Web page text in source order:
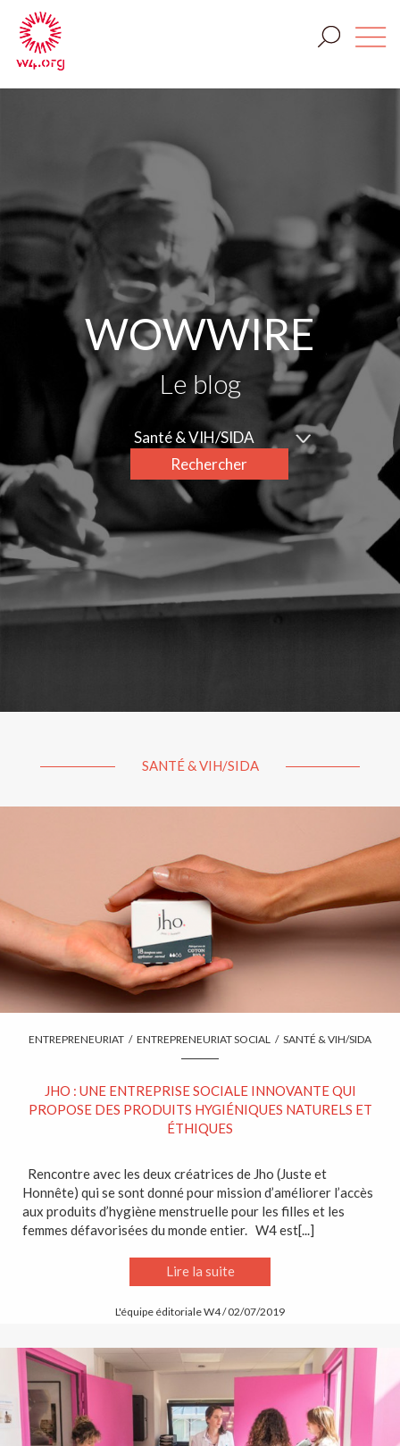
WOWWIRE
Le blog
Santé & VIH/SIDA
Rechercher
SANTÉ & VIH/SIDA
ENTREPRENEURIAT / ENTREPRENEURIAT SOCIAL / SANTÉ & VIH/SIDA
JHO : UNE ENTREPRISE SOCIALE INNOVANTE QUI
PROPOSE DES PRODUITS HYGIÉNIQUES NATURELS ET
ÉTHIQUES
Rencontre avec les deux créatrices de Jho (Juste et
Honnête) qui se sont donné pour mission d’améliorer l’accès
aux produits d’hygiène menstruelle pour les filles et les
femmes défavorisées du monde entier. W4 est[...]
Lire la suite
L'équipe éditoriale W4 / 02/07/2019